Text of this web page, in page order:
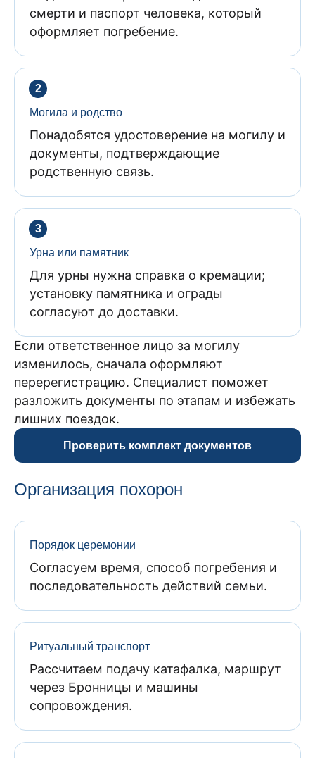
смерти и паспорт человека, который
оформляет погребение.
Могила и родство
Понадобятся удостоверение на могилу и
документы, подтверждающие
родственную связь.
Урна или памятник
Для урны нужна справка о кремации;
установку памятника и ограды
согласуют до доставки.
Если ответственное лицо за могилу
изменилось, сначала оформляют
перерегистрацию. Специалист поможет
разложить документы по этапам и избежать
лишних поездок.
Проверить комплект документов
Организация похорон
Порядок церемонии
Согласуем время, способ погребения и
последовательность действий семьи.
Ритуальный транспорт
Рассчитаем подачу катафалка, маршрут
через Бронницы и машины
сопровождения.